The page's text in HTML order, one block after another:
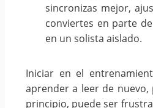
sincronizas mejor,
conviertes en parte
en un solista aislado.
Iniciar en el
aprender a leer de nuevo,
principio, puede ser